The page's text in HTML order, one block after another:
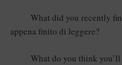
What did you recently
appena finito di leggere?
What do you think you’ll